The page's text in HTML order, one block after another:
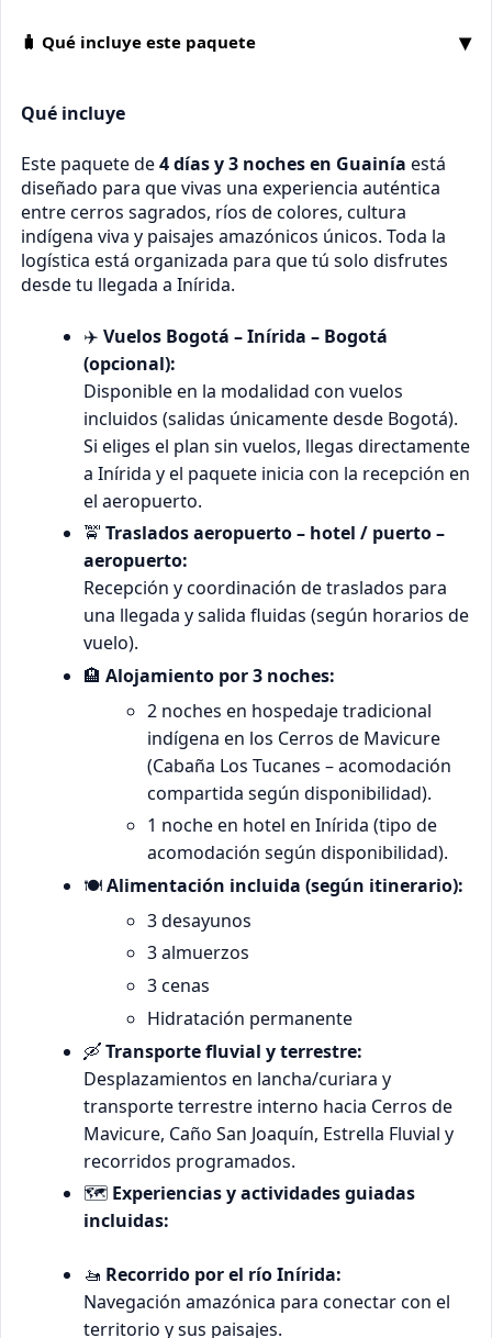
🧳 Qué incluye este paquete ▾
Qué incluye
Este paquete de4 días y 3 noches en Guainía está
diseñado para que vivas una experiencia auténtica
entre cerros sagrados, ríos de colores, cultura
indígena viva y paisajes amazónicos únicos. Toda la
logística está organizada para que tú solo disfrutes
desde tu llegada a Inírida.
✈️Vuelos Bogotá – Inírida – Bogotá
(opcional):
Disponible en la modalidad con vuelos
incluidos (salidas únicamente desde Bogotá).
Si eliges el plan sin vuelos, llegas directamente
a Inírida y el paquete inicia con la recepción en
el aeropuerto.
🚖Traslados aeropuerto – hotel / puerto –
aeropuerto:
Recepción y coordinación de traslados para
una llegada y salida fluidas (según horarios de
vuelo).
🏨Alojamiento por 3 noches:
2 noches en hospedaje tradicional
indígena en los Cerros de Mavicure
(Cabaña Los Tucanes – acomodación
compartida según disponibilidad).
1 noche en hotel en Inírida (tipo de
acomodación según disponibilidad).
🍽️Alimentación incluida (según itinerario):
3 desayunos
3 almuerzos
3 cenas
Hidratación permanente
🛶Transporte fluvial y terrestre:
Desplazamientos en lancha/curiara y
transporte terrestre interno hacia Cerros de
Mavicure, Caño San Joaquín, Estrella Fluvial y
recorridos programados.
🗺️ Experiencias y actividades guiadas
incluidas:
🚤 Recorrido por el río Inírida:
Navegación amazónica para conectar con el
territorio y sus paisajes.